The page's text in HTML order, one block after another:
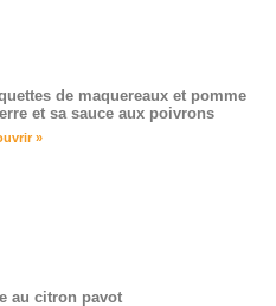
de maquereaux et pomme
et sa sauce aux poivrons
»
au citron pavot